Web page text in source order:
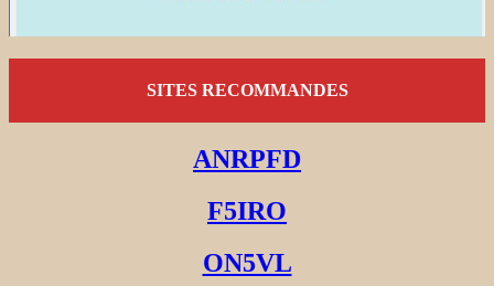
SITES RECOMMANDES
ANRPFD
F5IRO
ON5VL